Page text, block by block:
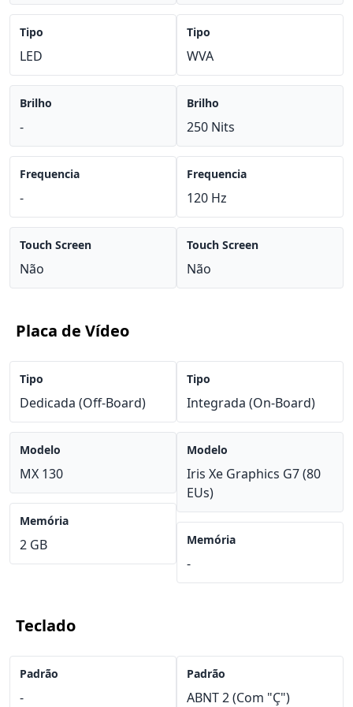
Tipo
LED
Brilho
-
Frequencia
-
Touch Screen
Não
Tipo
WVA
Brilho
250 Nits
Frequencia
120 Hz
Touch Screen
Não
Placa de Vídeo
Tipo
Dedicada (Off-Board)
Modelo
MX 130
Memória
2 GB
Tipo
Integrada (On-Board)
Modelo
Iris Xe Graphics G7 (80
EUs)
Memória
-
Teclado
Padrão
-
Padrão
ABNT 2 (Com "Ç")